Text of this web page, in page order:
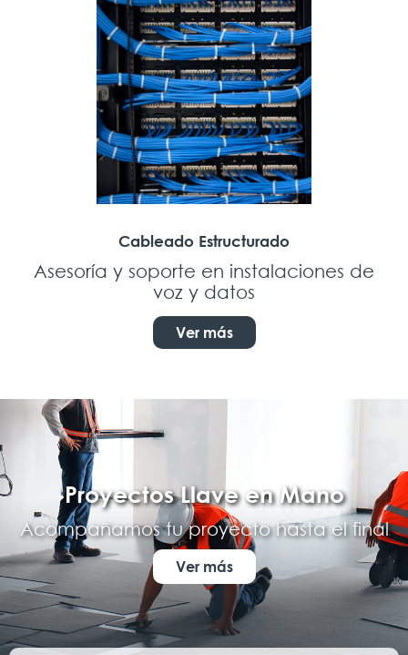
Cableado Estructurado
Asesoría y soporte en instalaciones de
voz y datos
Ver más
Proyectos Llave en Mano
Acompañamos tu proyecto hasta el final
Ver más